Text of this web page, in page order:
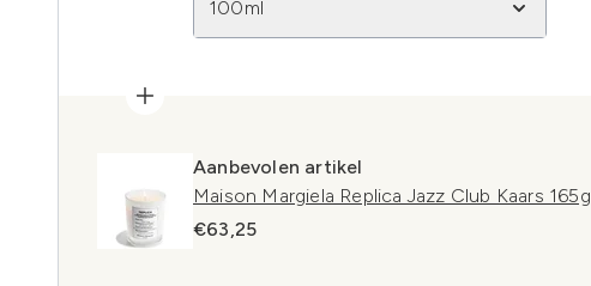
100ml
Aanbevolen artikel
Maison Margiela Replica Jazz Club Kaars 165g
€63,25